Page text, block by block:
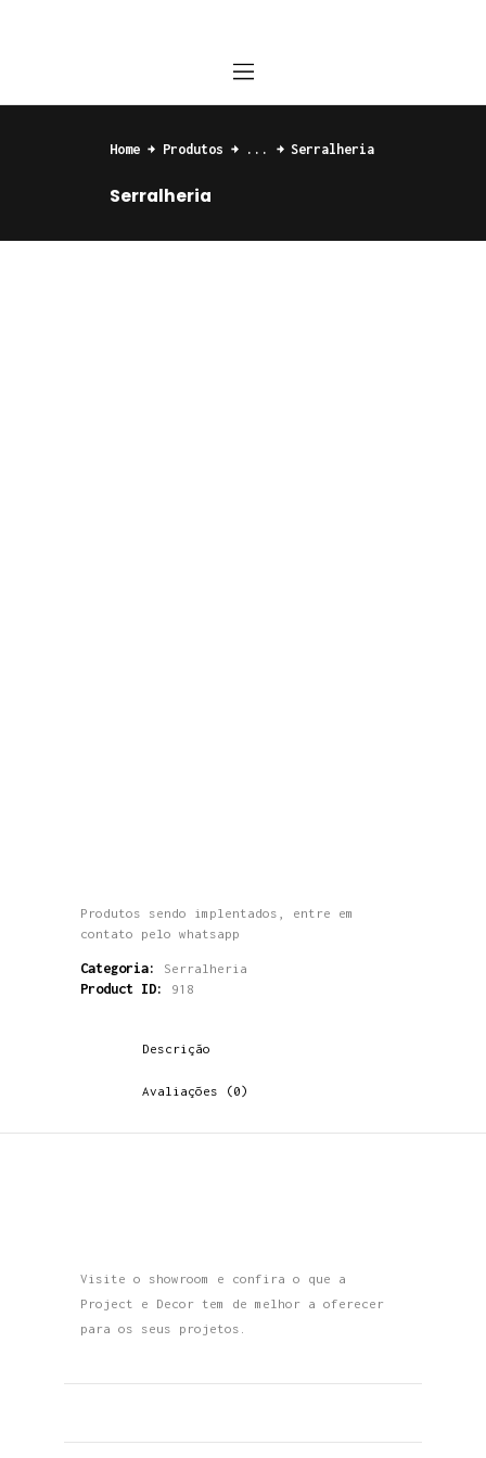
Home Produtos ... Serralheria
SerralheriaProdutos
Produtos sendo implentados, entre em
contato pelo whatsapp
Categoria: Serralheria
Product ID: 918
Descrição
Avaliações (0)
Visite o showroom e confira o que a
Project e Decor tem de melhor a oferecer
para os seus projetos.